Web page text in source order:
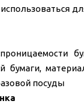
бумаги,
посуды